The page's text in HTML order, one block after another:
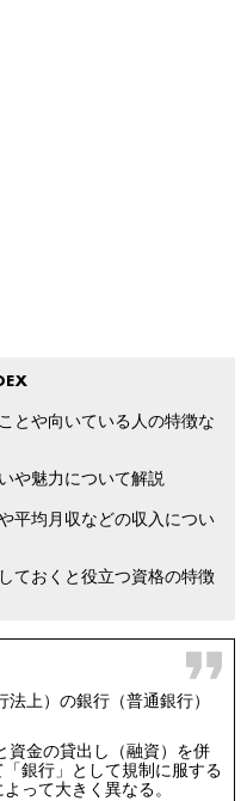
とや向いている人の特徴な
や魅力について解説
平均月収などの収入につい
ておくと役立つ資格の特徴
上）の銀行（普通銀行）
資金の貸出し（融資）を併
銀行」として規制に服する
って大きく異なる。